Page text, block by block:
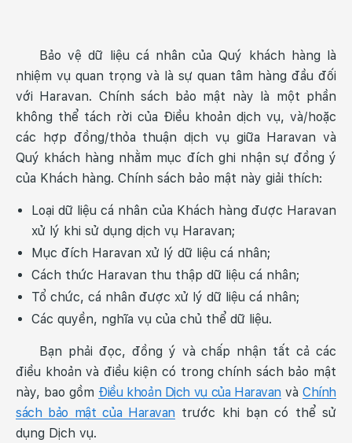
Bảo vệ dữ liệu cá nhân của Quý khách hàng là
nhiệm vụ quan trọng và là sự quan tâm hàng đầu đối
với Haravan. Chính sách bảo mật này là một phần
không thể tách rời của Điều khoản dịch vụ, và/hoặc
các hợp đồng/thỏa thuận dịch vụ giữa Haravan và
Quý khách hàng nhằm mục đích ghi nhận sự đồng ý
của Khách hàng. Chính sách bảo mật này giải thích:
Loại dữ liệu cá nhân của Khách hàng được Haravan
xử lý khi sử dụng dịch vụ Haravan;
Mục đích Haravan xử lý dữ liệu cá nhân;
Cách thức Haravan thu thập dữ liệu cá nhân;
Tổ chức, cá nhân được xử lý dữ liệu cá nhân;
Các quyền, nghĩa vụ của chủ thể dữ liệu.
Bạn phải đọc, đồng ý và chấp nhận tất cả các
điều khoản và điều kiện có trong chính sách bảo mật
này, bao gồm Điều khoản Dịch vụ của Haravan vàChính
sách bảo mật của Haravan trước khi bạn có thể sử
dụng Dịch vụ.